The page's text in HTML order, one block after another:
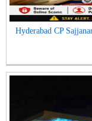
Hyderabad CP